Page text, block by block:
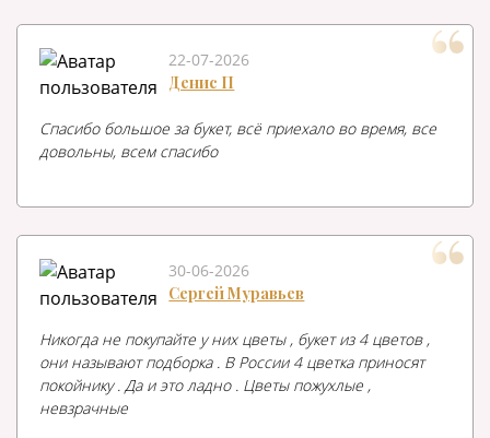
22-07-2026
Денис П
Спасибо большое за букет, всё приехало во время, все
довольны, всем спасибо
30-06-2026
Сергей Муравьев
Никогда не покупайте у них цветы , букет из 4 цветов ,
они называют подборка . В России 4 цветка приносят
покойнику . Да и это ладно . Цветы пожухлые ,
невзрачные